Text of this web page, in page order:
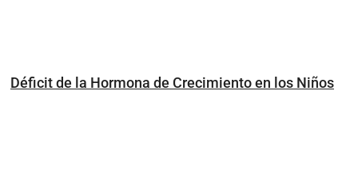
Déficit de la Hormona de Crecimiento en los Niños